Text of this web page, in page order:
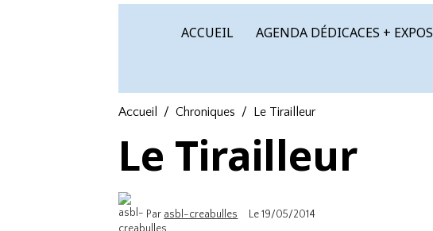
ACCUEIL AGENDA DÉDICACES + EXPOS
Accueil Chroniques Le Tirailleur
Le Tirailleur
Par asbl-creabulles Le 19/05/2014